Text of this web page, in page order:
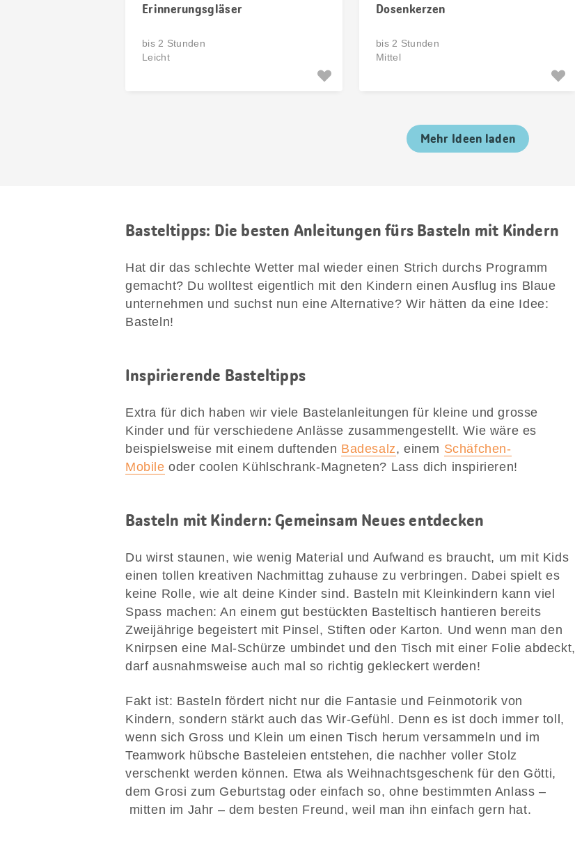
Erinnerungsgläser
bis 2 Stunden
Leicht
Dosenkerzen
bis 2 Stunden
Mittel
Mehr Ideen laden
Basteltipps: Die besten Anleitungen fürs Basteln mit Kindern
Hat dir das schlechte Wetter mal wieder einen Strich durchs Programm
gemacht? Du wolltest eigentlich mit den Kindern einen Ausflug ins Blaue
unternehmen und suchst nun eine Alternative? Wir hätten da eine Idee:
Basteln!
Inspirierende Basteltipps
Extra für dich haben wir viele Bastelanleitungen für kleine und grosse
Kinder und für verschiedene Anlässe zusammengestellt. Wie wäre es
beispielsweise mit einem duftenden Badesalz, einem Schäfchen-
Mobile oder coolen Kühlschrank-Magneten? Lass dich inspirieren!
Basteln mit Kindern: Gemeinsam Neues entdecken
Du wirst staunen, wie wenig Material und Aufwand es braucht, um mit Kids
einen tollen kreativen Nachmittag zuhause zu verbringen. Dabei spielt es
keine Rolle, wie alt deine Kinder sind. Basteln mit Kleinkindern kann viel
Spass machen: An einem gut bestückten Basteltisch hantieren bereits
Zweijährige begeistert mit Pinsel, Stiften oder Karton. Und wenn man den
Knirpsen eine Mal-Schürze umbindet und den Tisch mit einer Folie abdeckt,
darf ausnahmsweise auch mal so richtig gekleckert werden!
Fakt ist: Basteln fördert nicht nur die Fantasie und Feinmotorik von
Kindern, sondern stärkt auch das Wir-Gefühl. Denn es ist doch immer toll,
wenn sich Gross und Klein um einen Tisch herum versammeln und im
Teamwork hübsche Basteleien entstehen, die nachher voller Stolz
verschenkt werden können. Etwa als Weihnachtsgeschenk für den Götti,
dem Grosi zum Geburtstag oder einfach so, ohne bestimmten Anlass –
mitten im Jahr – dem besten Freund, weil man ihn einfach gern hat.